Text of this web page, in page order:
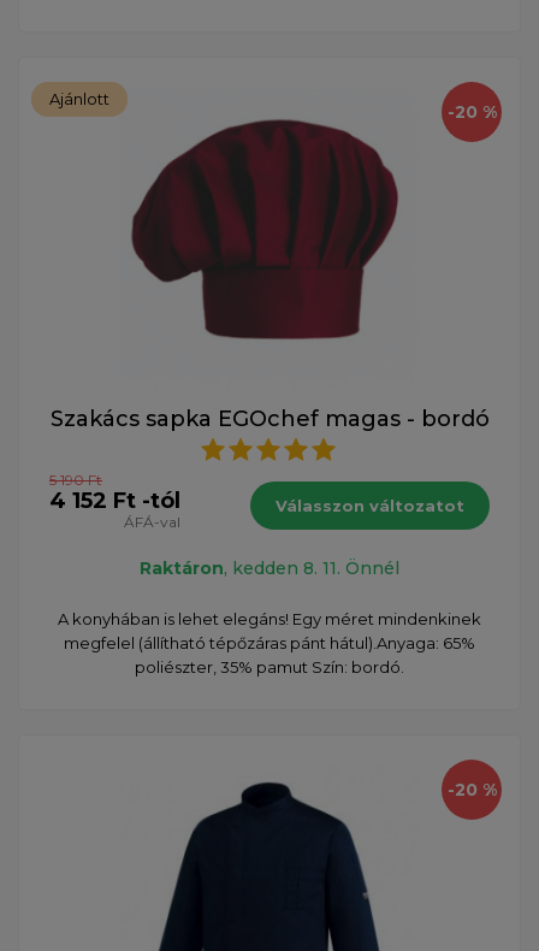
-20 %
Ajánlott
Szakács sapka EGOchef magas - bordó
5 190 Ft
4 152 Ft -tól
ÁFÁ-val
Válasszon változatot
Raktáron, kedden 8. 11. Önnél
A konyhában is lehet elegáns! Egy méret mindenkinek
megfelel (állítható tépőzáras pánt hátul).Anyaga: 65%
poliészter, 35% pamut Szín: bordó.
-20 %